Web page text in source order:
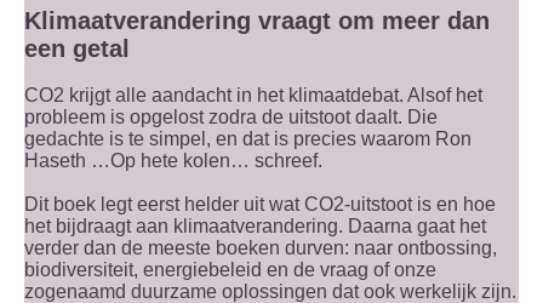
Klimaatverandering vraagt om meer dan
een getal
CO2 krijgt alle aandacht in het klimaatdebat. Alsof het
probleem is opgelost zodra de uitstoot daalt. Die
gedachte is te simpel, en dat is precies waarom Ron
Haseth …Op hete kolen… schreef.
Dit boek legt eerst helder uit wat CO2-uitstoot is en hoe
het bijdraagt aan klimaatverandering. Daarna gaat het
verder dan de meeste boeken durven: naar ontbossing,
biodiversiteit, energiebeleid en de vraag of onze
zogenaamd duurzame oplossingen dat ook werkelijk zijn.